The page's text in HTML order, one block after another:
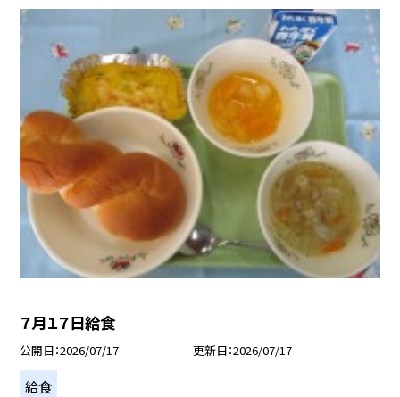
７月１７日給食
公開日 2026/07/17 更新日 2026/07/17
給食